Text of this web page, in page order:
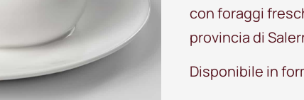
con foraggi
provincia di
Disponibile in